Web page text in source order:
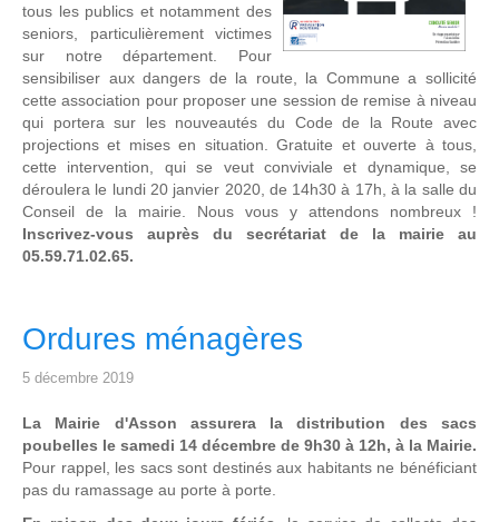
tous les publics et notamment des
seniors, particulièrement victimes
sur notre département. Pour
sensibiliser aux dangers de la route, la Commune a sollicité
cette association pour proposer une session de remise à niveau
qui portera sur les nouveautés du Code de la Route avec
projections et mises en situation. Gratuite et ouverte à tous,
cette intervention, qui se veut conviviale et dynamique, se
déroulera le lundi 20 janvier 2020, de 14h30 à 17h, à la salle du
Conseil de la mairie. Nous vous y attendons nombreux !
Inscrivez-vous auprès du secrétariat de la mairie au
05.59.71.02.65.
Ordures ménagères
5 décembre 2019
La Mairie d'Asson assurera la distribution des sacs
poubelles le samedi 14 décembre de 9h30 à 12h, à la Mairie.
Pour rappel, les sacs sont destinés aux habitants ne bénéficiant
pas du ramassage au porte à porte.